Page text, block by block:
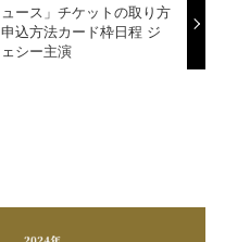
ュース」チケットの取り方
申込方法カード枠日程 ジ
ェシー主演